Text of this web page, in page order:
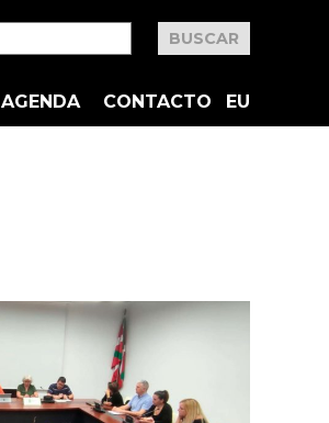
AGENDA CONTACTO EU